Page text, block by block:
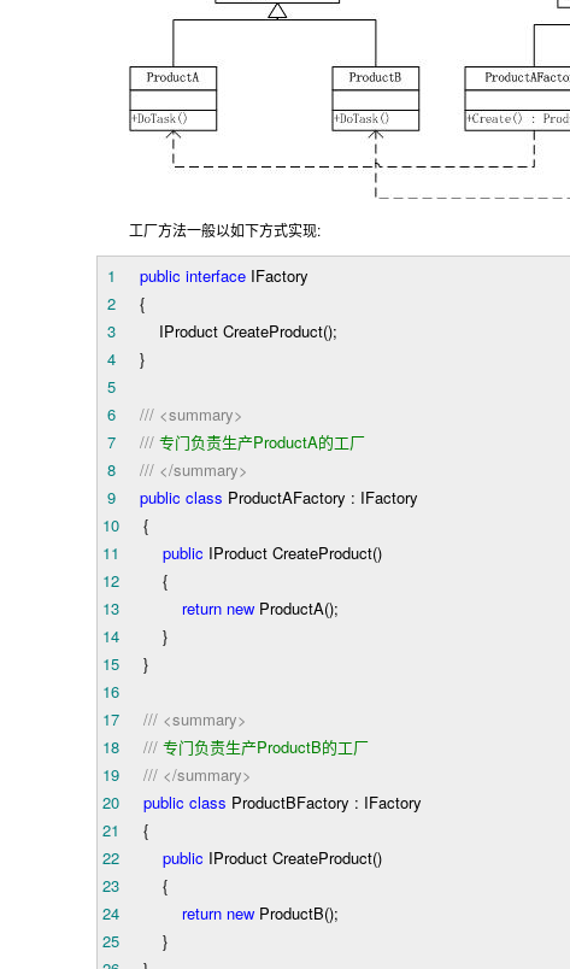
工厂方法一般以如下方式实现:
1 public interface IFactory
2
{
3
IProduct CreateProduct();
4
}
5
6
/// <summary>
7
/// 专门负责生产ProductA的工厂
8
/// </summary>
9
public class ProductAFactory : IFactory
10
{
11
public IProduct CreateProduct()
12
{
13
return new ProductA();
14
}
15
}
16
17
/// <summary>
18
/// 专门负责生产ProductB的工厂
19
/// </summary>
20
public class ProductBFactory : IFactory
21
{
22
public IProduct CreateProduct()
23
{
24
return new ProductB();
25
}